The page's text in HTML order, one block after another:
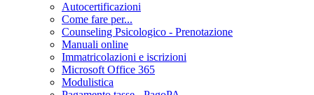
Autocertificazioni
Come fare per...
Counseling Psicologico - Prenotazione
Manuali online
Immatricolazioni e iscrizioni
Microsoft Office 365
Modulistica